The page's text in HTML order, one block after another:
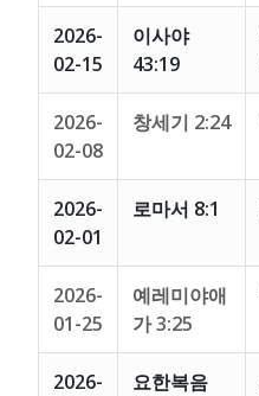
2026-
02-15
이사야
43:19
2026-
02-08
창세기 2:24
2026-
02-01
로마서 8:1
2026-
01-25
예레미야애
가 3:25
2026-
요한복음